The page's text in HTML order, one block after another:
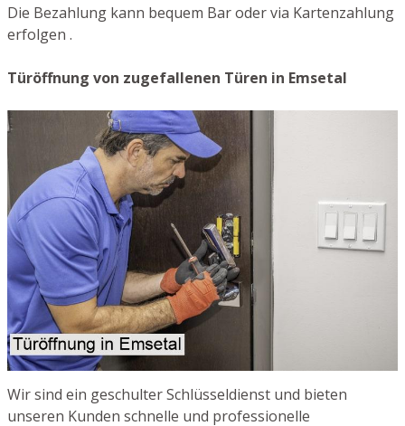
Die Bezahlung kann bequem Bar oder via Kartenzahlung
erfolgen .
Türöffnung von zugefallenen Türen in Emsetal
Wir sind ein geschulter Schlüsseldienst und bieten
unseren Kunden schnelle und professionelle